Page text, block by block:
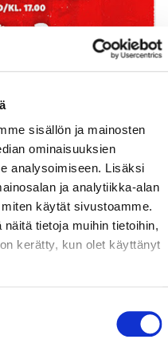
sisällön ja mainosten
ominaisuuksien
analysoimiseen. Lisäksi
ja analytiikka-alan
käytät sivustoamme.
tietoja muihin tietoihin,
kerätty, kun olet käyttänyt